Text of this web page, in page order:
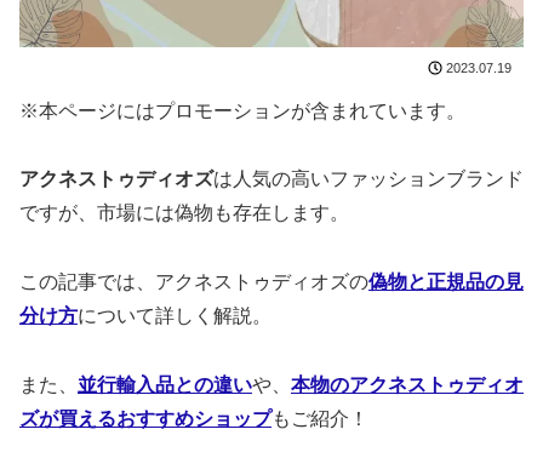
2023.07.19
※本ページにはプロモーションが含まれています。
アクネストゥディオズは人気の高いファッションブランド
ですが、市場には偽物も存在します。
この記事では、アクネストゥディオズの偽物と正規品の見
分け方について詳しく解説。
また、 並行輸入品との違いや、 本物のアクネストゥディオ
ズが買えるおすすめショップもご紹介！